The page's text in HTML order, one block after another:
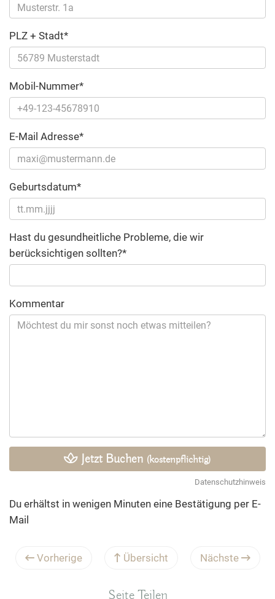
PLZ + Stadt*
Mobil-Nummer*
E-Mail Adresse*
Geburtsdatum*
Hast du gesundheitliche Probleme, die wir
berücksichtigen sollten?*
Kommentar
Jetzt Buchen (kostenpflichtig)
Datenschutzhinweis
Du erhältst in wenigen Minuten eine Bestätigung per E-
Mail
Vorherige Übersicht Nächste
Seite Teilen